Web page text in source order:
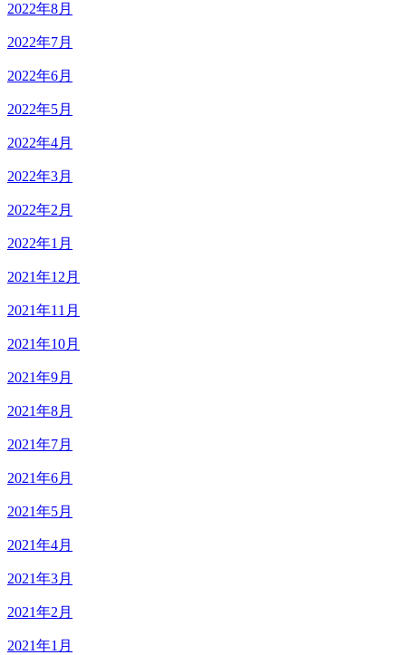
2022年8月
2022年7月
2022年6月
2022年5月
2022年4月
2022年3月
2022年2月
2022年1月
2021年12月
2021年11月
2021年10月
2021年9月
2021年8月
2021年7月
2021年6月
2021年5月
2021年4月
2021年3月
2021年2月
2021年1月